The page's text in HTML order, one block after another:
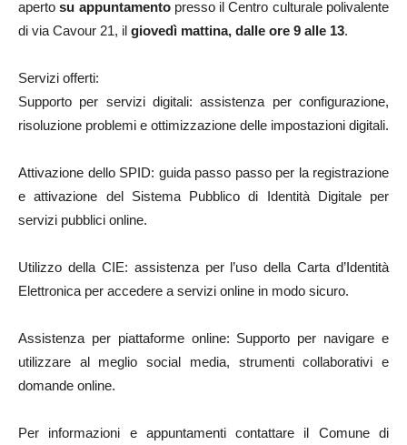
apertosu appuntamentopresso il Centro culturale polivalente
di via Cavour 21, il giovedì mattina, dalle ore 9 alle 13.
Servizi offerti:
Supporto per servizi digitali: assistenza per configurazione,
risoluzione problemi e ottimizzazione delle impostazioni digitali.
Attivazione dello SPID: guida passo passo per la registrazione
e attivazione del Sistema Pubblico di Identità Digitale per
servizi pubblici online.
Utilizzo della CIE: assistenza per l’uso della Carta d’Identità
Elettronica per accedere a servizi online in modo sicuro.
Assistenza per piattaforme online: Supporto per navigare e
utilizzare al meglio social media, strumenti collaborativi e
domande online.
Per informazioni e appuntamenti contattare il Comune di